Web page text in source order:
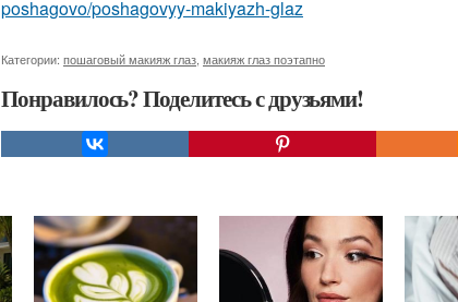
poshagovo/poshagovyy-makiyazh-glaz
Категории: пошаговый макияж глаз макияж глаз поэтапно
Понравилось? Поделитесь с друзьями!